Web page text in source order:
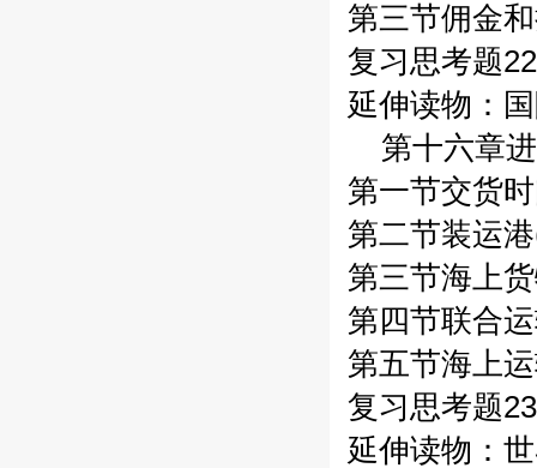
第三节佣金
复习思考题
延伸读物：
第十六章
第一节交货
第二节装运
第三节海上
第四节联合
第五节海上
复习思考题
延伸读物：